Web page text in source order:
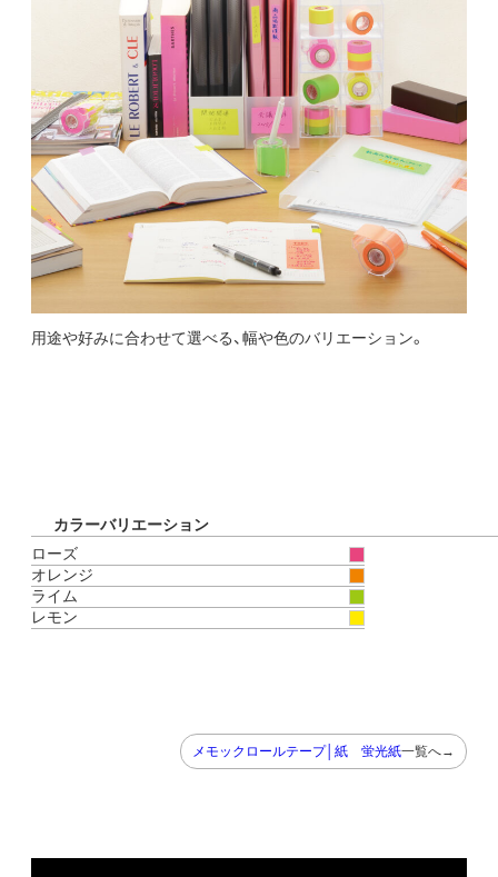
用途や好みに合わせて選べる、幅や色のバリエーション。
カラーバリエーション
ローズ
オレンジ
ライム
レモン
メモックロールテープ│紙 蛍光紙一覧へ→